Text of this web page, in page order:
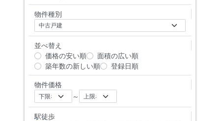
左京区で売りたい
左京区ってどんな街？
リクエスト登録
物件種別
並べ替え
価格の安い順
面積の広い順
築年数の新しい順
登録日順
物件価格
～
駅徒歩